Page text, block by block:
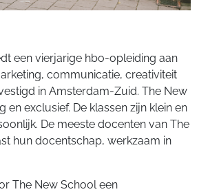
een vierjarige hbo-opleiding aan
communicatie, creativiteit
in Amsterdam-Zuid. The New
en exclusief. De klassen zijn klein en
De meeste docenten van The
hun docentschap, werkzaam in
The New School een